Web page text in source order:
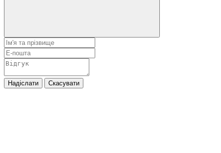
Надіслати Скасувати